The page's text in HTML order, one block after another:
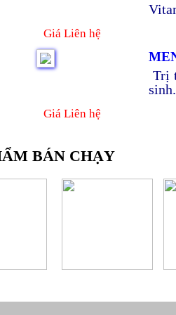
Giá Liên hệ
Trị
Giá Liên hệ
BÁN CHẠY